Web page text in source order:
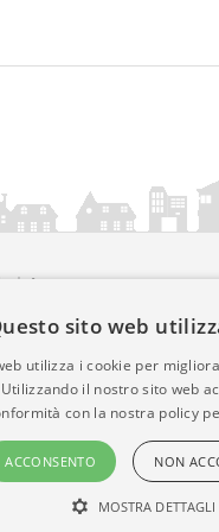
è una
- P.IVA
servizio |Informativa
0.0158
sito web
utilizza i cookie per
il nostro sito web
con la nostra policy
ACCONSENTO NON
MOSTRA DETTAGLI